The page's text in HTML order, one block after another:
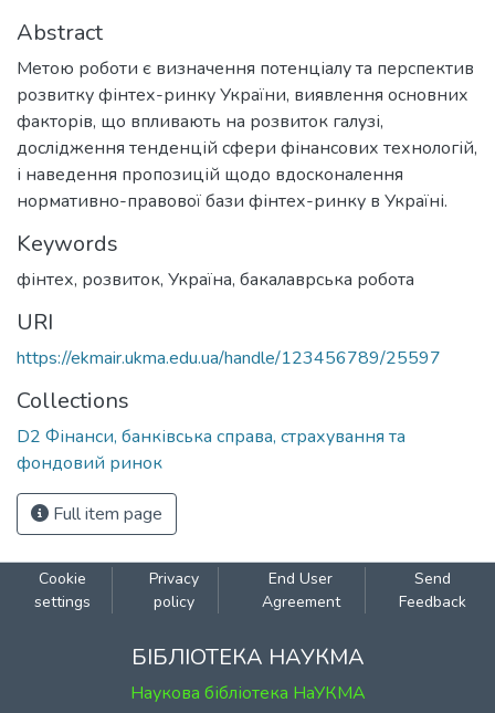
Abstract
Метою роботи є визначення потенціалу та перспектив
розвитку фінтех-ринку України, виявлення основних
факторів, що впливають на розвиток галузі,
дослідження тенденцій сфери фінансових технологій,
і наведення пропозицій щодо вдосконалення
нормативно-правової бази фінтех-ринку в Україні.
Keywords
фінтех, розвиток, Україна, бакалаврська робота
URI
https://ekmair.ukma.edu.ua/handle/123456789/25597
Collections
D2 Фінанси, банківська справа, страхування та
фондовий ринок
Full item page
Cookie
settings
Privacy
policy
End User
Agreement
Send
Feedback
БІБЛІОТЕКА НАУКМА
Наукова бібліотека НаУКМА